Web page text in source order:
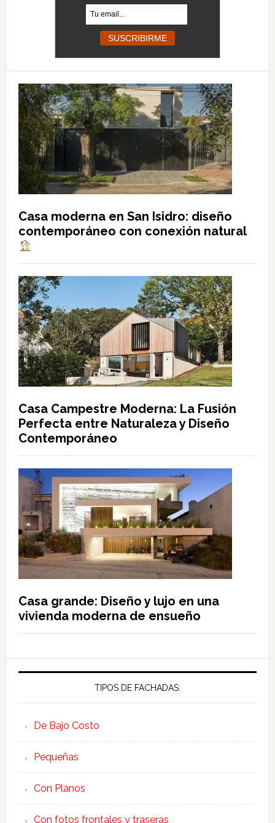
Casa moderna en San Isidro: diseño
contemporáneo con conexión natural
Casa Campestre Moderna: La Fusión
Perfecta entre Naturaleza y Diseño
Contemporáneo
Casa grande: Diseño y lujo en una
vivienda moderna de ensueño
TIPOS DE FACHADAS:
De Bajo Costo
Pequeñas
Con Planos
Con fotos frontales y traseras